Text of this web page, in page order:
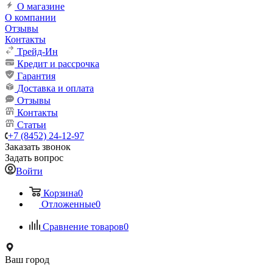
О магазине
О компании
Отзывы
Контакты
Трейд-Ин
Кредит и рассрочка
Гарантия
Доставка и оплата
Отзывы
Контакты
Статьи
+7 (8452) 24-12-97
Заказать звонок
Задать вопрос
Войти
Корзина0
Отложенные0
Сравнение товаров0
Ваш город